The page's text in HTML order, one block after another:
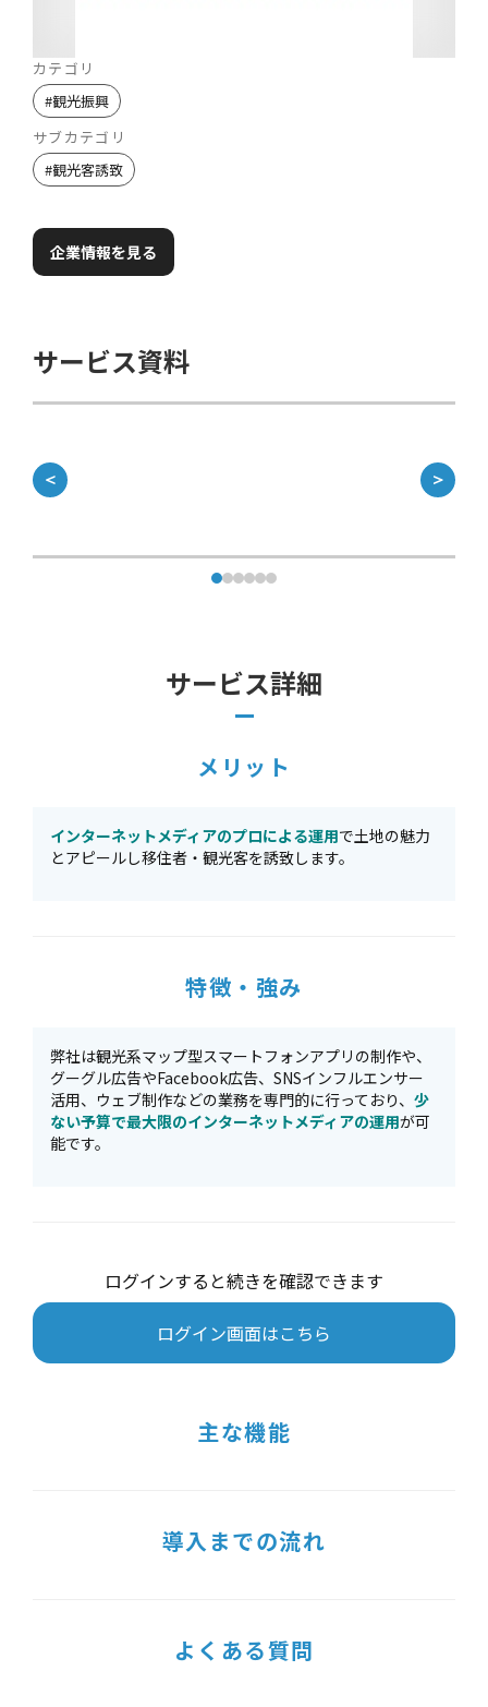
カテゴリ
#観光振興
サブカテゴリ
#観光客誘致
企業情報を見る
サービス資料
＜ ＞
サービス詳細
メリット
インターネットメディアのプロによる運用で土地の魅力
とアピールし移住者・観光客を誘致します。
特徴・強み
弊社は観光系マップ型スマートフォンアプリの制作や、
グーグル広告やFacebook広告、SNSインフルエンサー
活用、ウェブ制作などの業務を専門的に行っており、 少
ない予算で最大限のインターネットメディアの運用が可
能です。
ログインすると続きを確認できます
ログイン画面はこちら
主な機能
導入までの流れ
よくある質問